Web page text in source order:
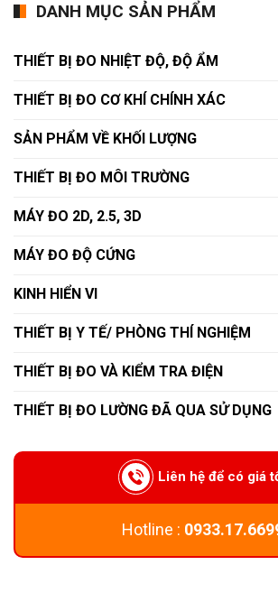
DANH MỤC SẢN PHẨM
THIẾT BỊ ĐO NHIỆT ĐỘ, ĐỘ ẨM
THIẾT BỊ ĐO CƠ KHÍ CHÍNH XÁC
SẢN PHẨM VỀ KHỐI LƯỢNG
THIẾT BỊ ĐO MÔI TRƯỜNG
MÁY ĐO 2D, 2.5, 3D
MÁY ĐO ĐỘ CỨNG
KINH HIỂN VI
THIẾT BỊ Y TẾ/ PHÒNG THÍ NGHIỆM
THIẾT BỊ ĐO VÀ KIỂM TRA ĐIỆN
THIẾT BỊ ĐO LƯỜNG ĐÃ QUA SỬ DỤNG
Liên hệ để có giá
Hotline :